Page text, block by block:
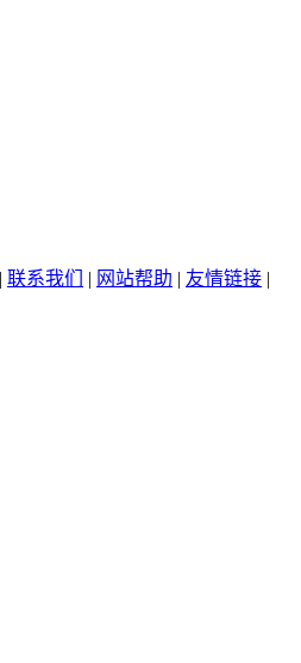
| 联系我们 | 网站帮助 | 友情链接 |